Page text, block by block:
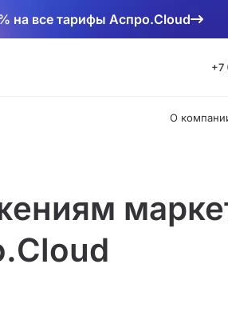
на все тарифы Аспро.Cloud
+7
О